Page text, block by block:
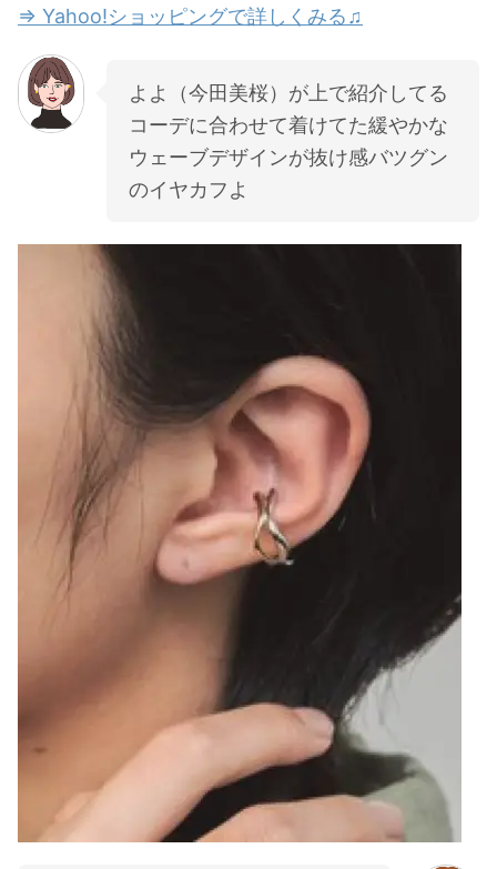
⇒ Yahoo!ショッピングで詳しくみる♫
よよ（今田美桜）が上で紹介してる
コーデに合わせて着けてた緩やかな
ウェーブデザインが抜け感バツグン
のイヤカフよ